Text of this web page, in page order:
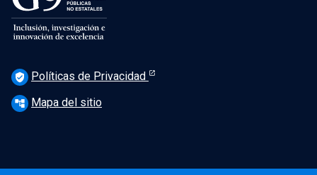
verified_user Políticas de Privacidad
account_tree Mapa del sitio